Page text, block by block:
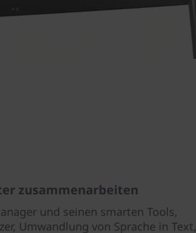
zusammenarbeiten
und seinen smarten Tools,
Umwandlung von Sprache in Text,